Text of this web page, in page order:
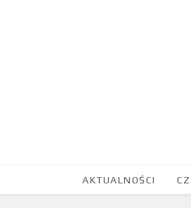
AKTUALNOŚCI